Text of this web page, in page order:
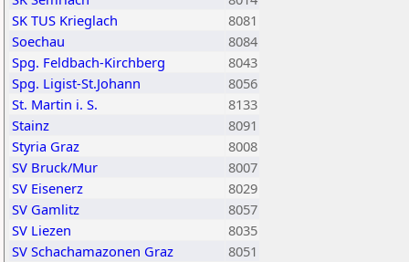
SK TUS Krieglach
8081
Soechau
8084
Spg. Feldbach-Kirchberg
8043
Spg. Ligist-St.Johann
8056
St. Martin i. S.
8133
Stainz
8091
Styria Graz
8008
SV Bruck/Mur
8007
SV Eisenerz
8029
SV Gamlitz
8057
SV Liezen
8035
SV Schachamazonen Graz
8051